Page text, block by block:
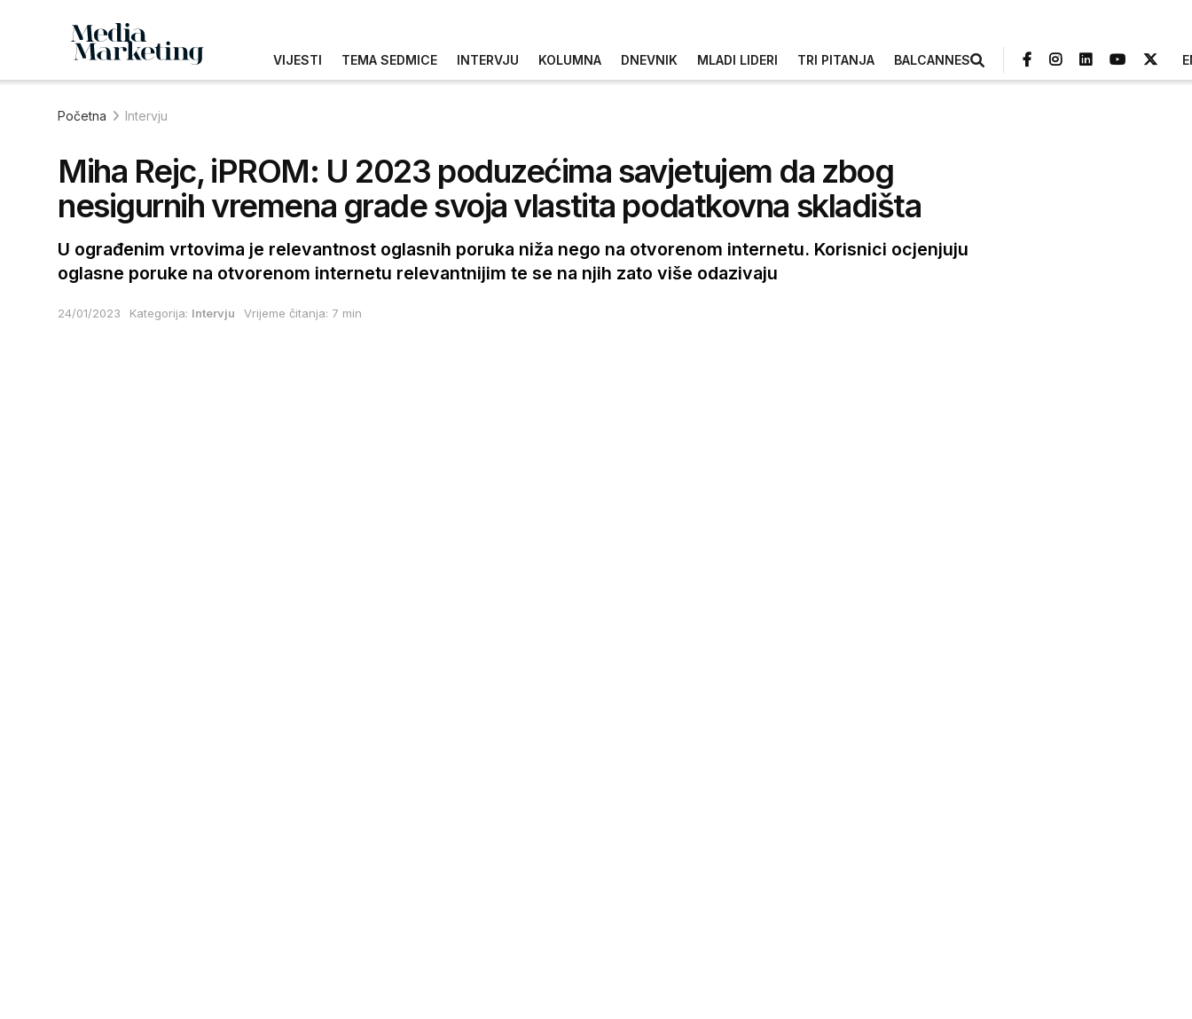
VIJESTI TEMA SEDMICE INTERVJU KOLUMNA DNEVNIK MLADI LIDERI TRI PITANJA BALCANNES
Početna Intervju
Miha Rejc, iPROM: U 2023 poduzećima savjetujem da zbog
nesigurnih vremena grade svoja vlastita podatkovna skladišta
U ograđenim vrtovima je relevantnost oglasnih poruka niža nego na otvorenom internetu. Korisnici ocjenjuju
oglasne poruke na otvorenom internetu relevantnijim te se na njih zato više odazivaju
24/01/2023 Kategorija: Intervju Vrijeme čitanja: 7 min